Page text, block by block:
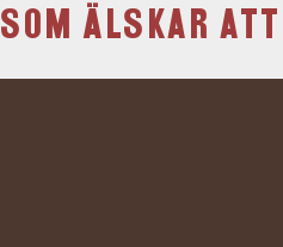
ÄLSKAR